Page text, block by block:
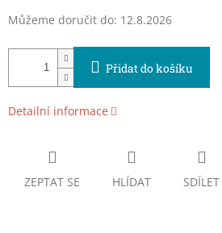
Můžeme doručit do: 12.8.2026
Přidat do košíku
Detailní informace
ZEPTAT SE HLÍDAT SDÍLET